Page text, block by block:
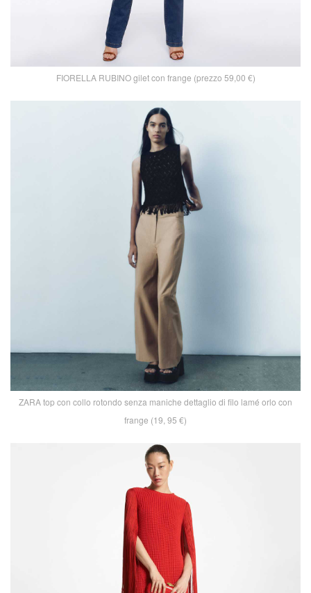
FIORELLA RUBINO gilet con frange (prezzo 59,00 €)
ZARA top con collo rotondo senza maniche dettaglio di filo lamé orlo con
frange (19, 95 €)